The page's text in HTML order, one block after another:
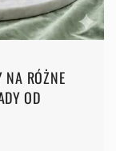
NA RÓŻNE
OD